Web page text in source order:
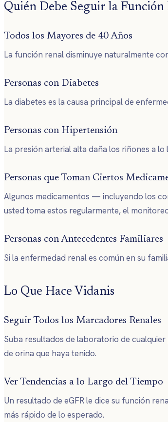
Quién Debe Seguir la Función
Todos los Mayores de 40 Años
La función renal disminuye naturalmente
Personas con Diabetes
La diabetes es la causa principal de
Personas con Hipertensión
La presión arterial alta daña los riñones a
Personas que Toman Ciertos
Algunos medicamentos — incluyendo los
usted toma estos regularmente, el
Personas con Antecedentes Familiares
Si la enfermedad renal es común en su
Lo Que Hace Vidanis
Seguir Todos los Marcadores Renales
Suba resultados de laboratorio de
de orina que haya tenido.
Ver Tendencias a lo Largo del Tiempo
Un resultado de eGFR le dice su función
más rápido de lo esperado.